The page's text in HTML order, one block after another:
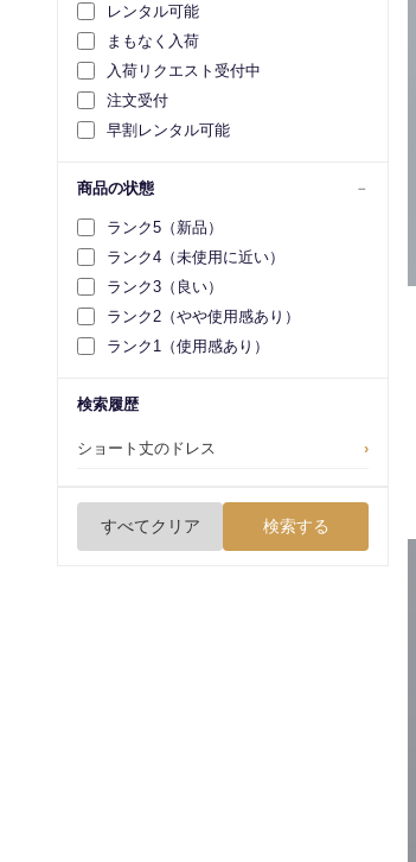
レンタル可能
まもなく入荷
入荷リクエスト受付中
注文受付
早割レンタル可能
商品の状態
ランク5（新品）
ランク4（未使用に近い）
ランク3（良い）
ランク2（やや使用感あり）
ランク1（使用感あり）
検索履歴
ショート丈のドレス ›
すべてクリア 検索する